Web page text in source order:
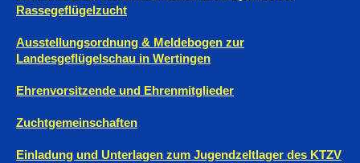
Rassegeflügelzucht
Ausstellungsordnung & Meldebogen zur
Landesgeflügelschau in Wertingen
Ehrenvorsitzende und Ehrenmitglieder
Zuchtgemeinschaften
Einladung und Unterlagen zum Jugendzeltlager des KTZV